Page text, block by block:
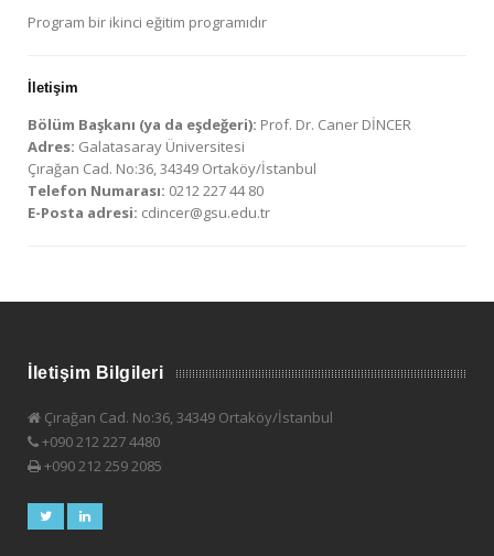
Program bir ikinci eğitim programıdır
İletişim
Bölüm Başkanı (ya da eşdeğeri): Prof. Dr. Caner DİNCER
Adres: Galatasaray Üniversitesi
Çırağan Cad. No:36, 34349 Ortaköy/İstanbul
Telefon Numarası: 0212 227 44 80
E-Posta adresi: cdincer@gsu.edu.tr
İletişim Bilgileri
Çırağan Cad. No:36, 34349 Ortaköy/İstanbul
+090 212 227 4480
+090 212 259 2085